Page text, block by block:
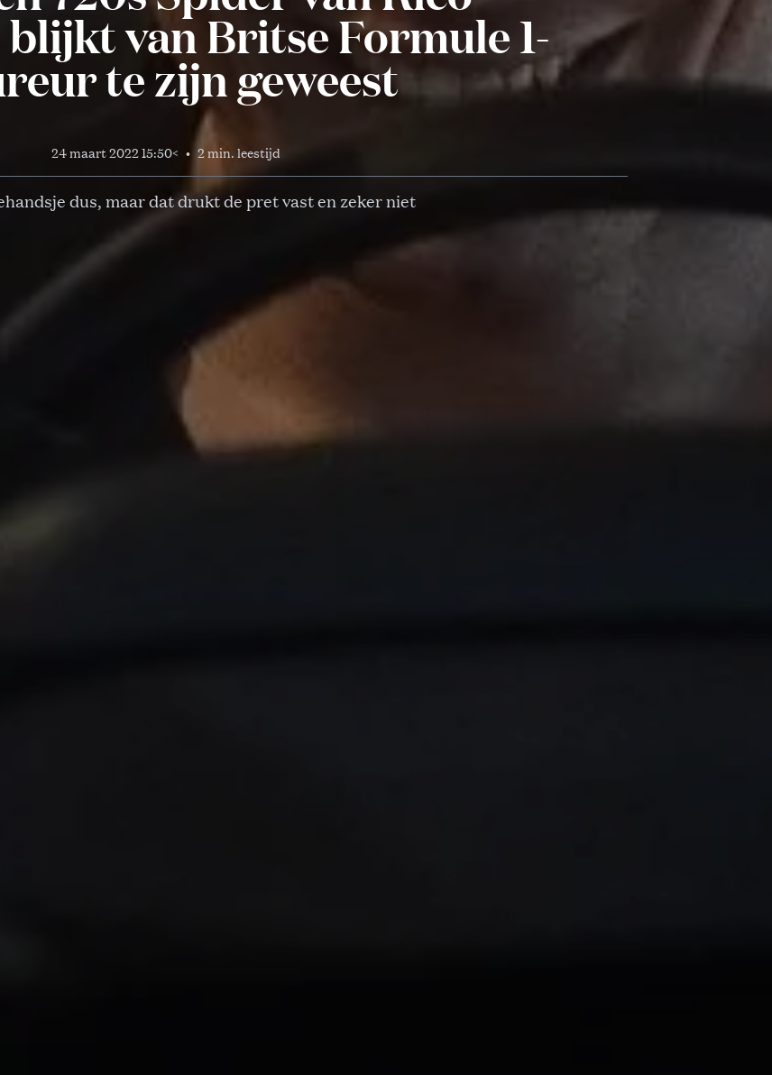
van Britse Formule 1-
te zijn geweest
24 maart 2022 15:50< • 2 min. leestijd
dus, maar dat drukt de pret vast en zeker niet